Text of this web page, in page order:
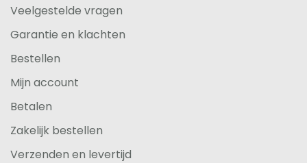
Veelgestelde vragen
Garantie en klachten
Bestellen
Mijn account
Betalen
Zakelijk bestellen
Verzenden en levertijd